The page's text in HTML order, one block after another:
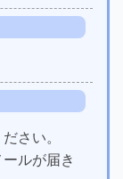
さい。
ルが届き